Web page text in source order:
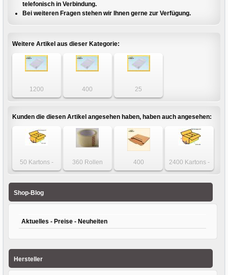
telefonisch in Verbindung.
Bei weiteren Fragen stehen wir Ihnen gerne zur Verfügung.
Weitere Artikel aus dieser Kategorie:
1200
Luftpolstertaschen
weiß
400
Luftpolstertaschen
weiß
25
Luftpolstertaschen
weiß
Kunden die diesen Artikel angesehen haben, haben auch angesehen:
50 Kartons -
Karton 600 x 400
einwellig
360 Rollen
Klebeband leise
400
Faltschachteln
2400 Kartons -
Karton 400 x 170
Shop-Blog
Aktuelles - Preise - Neuheiten
Hersteller